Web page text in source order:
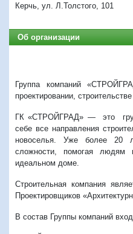
Керчь, ул. Л.Толстого, 101
Об организации
Группа компаний
проектировании,
ГК «СТРОЙГРАД» — это
себе все направления
новоселья. Уже более 20
сложности, помогая
идеальном доме.
Строительная компания
Проектировщиков
В состав Группы компаний